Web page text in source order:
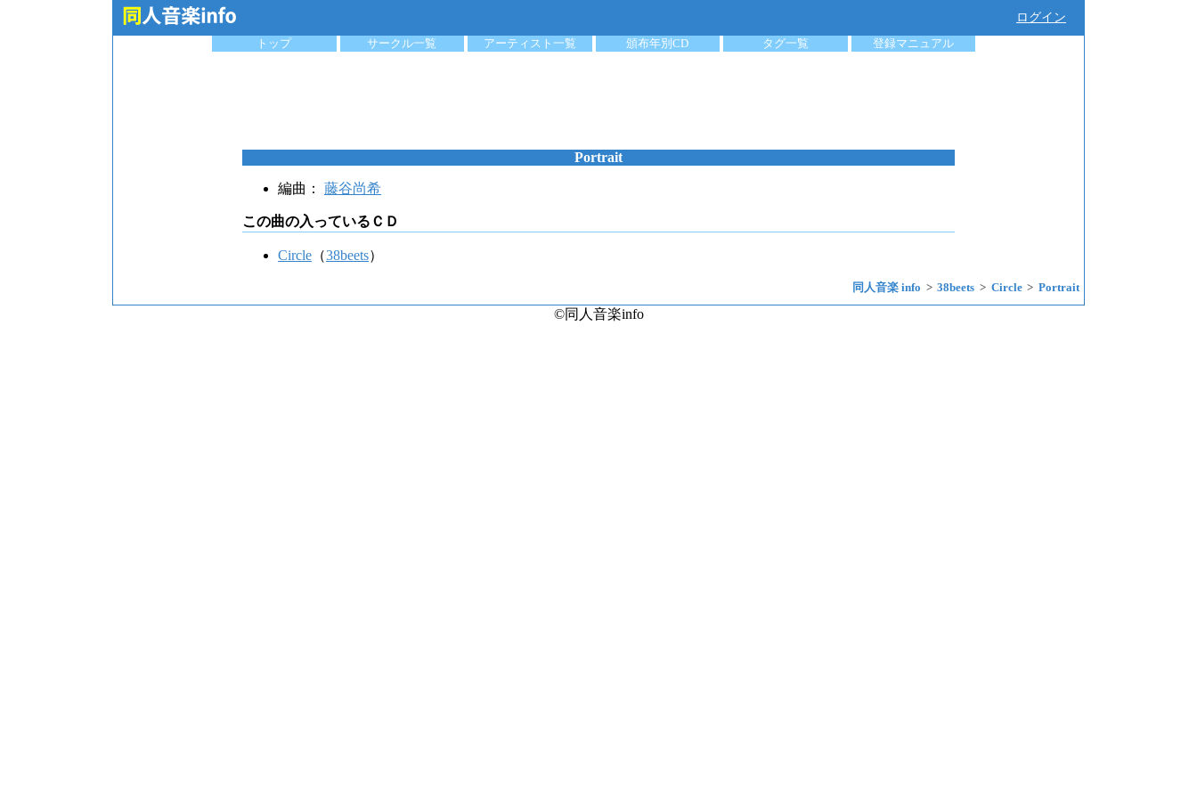
ログイン
トップ
サークル一覧 アーティスト一覧 頒布年別CD タグ一覧 登録マニュアル
Portrait
編曲： 藤谷尚希
この曲の入っているＣＤ
Circle （38beets）
同人音楽 info 38beets Circle Portrait
©同人音楽info